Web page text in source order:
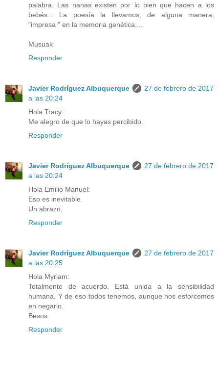
palabra. Las nanas existen por lo bien que hacen a los
bebés... La poesía la llevamos, de alguna manera,
"impresa " en la memoria genética....
Musuak
Responder
Javier Rodríguez Albuquerque
27 de febrero de 2017
a las 20:24
Hola Tracy:
Me alegro de que lo hayas percibido.
Responder
Javier Rodríguez Albuquerque
27 de febrero de 2017
a las 20:24
Hola Emilio Manuel:
Eso es inevitable.
Un abrazo.
Responder
Javier Rodríguez Albuquerque
27 de febrero de 2017
a las 20:25
Hola Myriam:
Totalmente de acuerdo. Está unida a la sensibilidad
humana. Y de eso todos tenemos, aunque nos esforcemos
en negarlo.
Besos.
Responder